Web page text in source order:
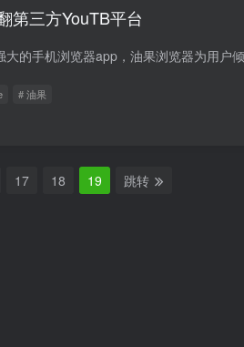
第三方YouTB平台
# 油果
17 18 19 跳转